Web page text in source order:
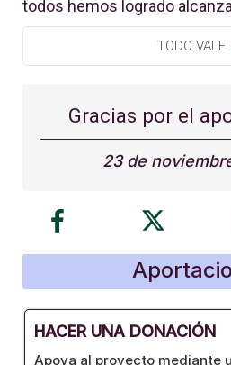
todos hemos logrado
TODO VALE
Gracias por el
23 de
HACER UNA DONACIÓN
Apoya al proyecto mediante